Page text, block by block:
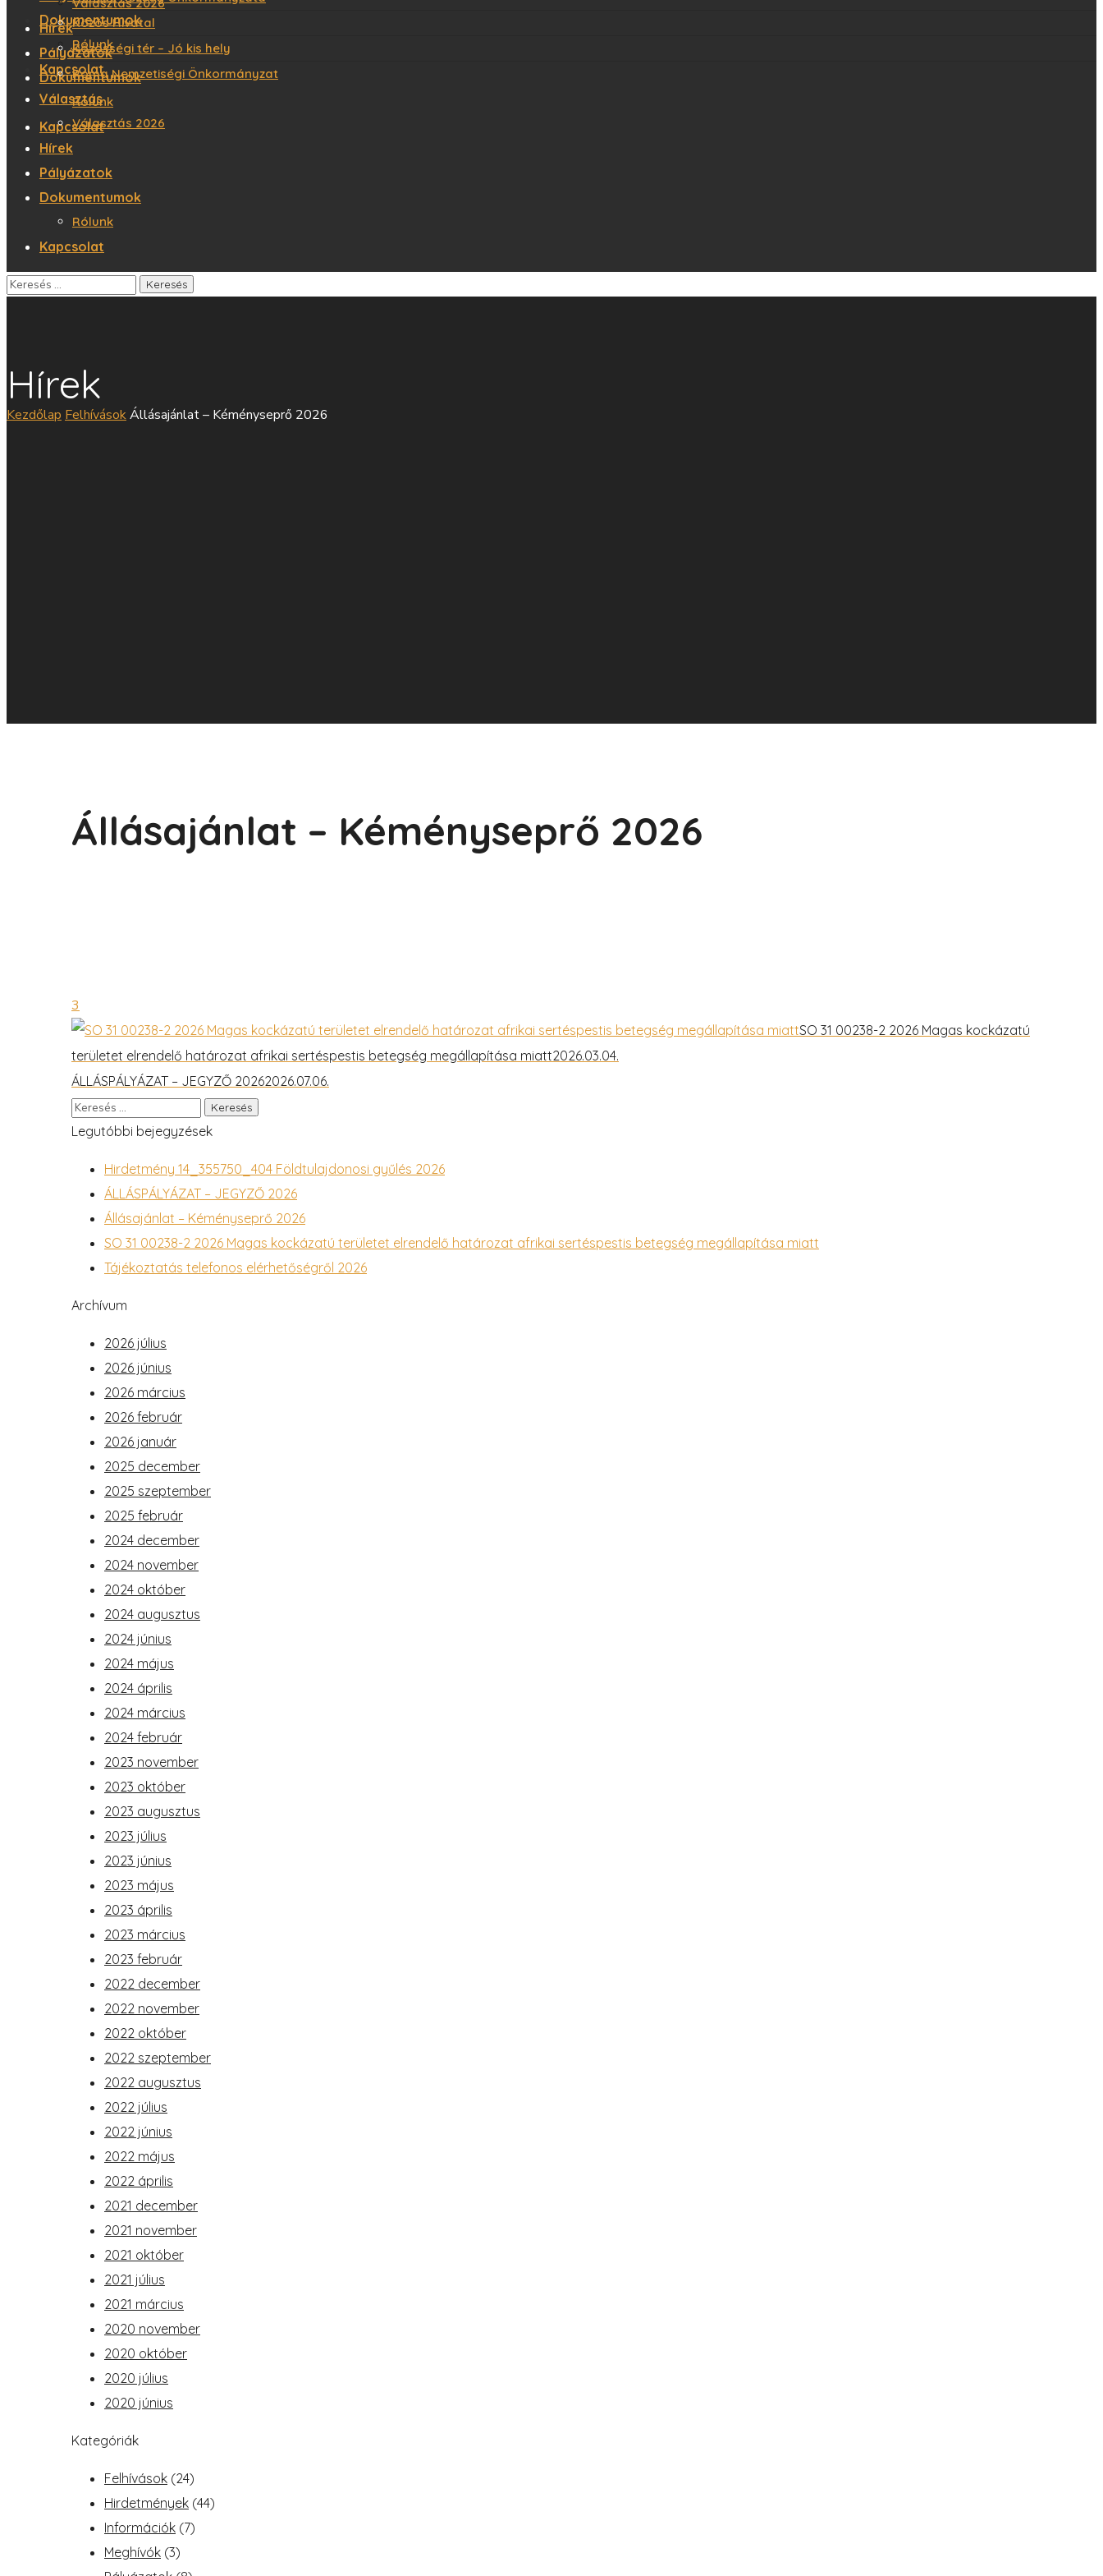
Dokumentumok
Rólunk
Kapcsolat
Hírek
Pályázatok
Dokumentumok
Rólunk
Kapcsolat
Közös Hivatal
Közösségi tér – Jó kis hely
Roma Nemzetiségi Önkormányzat
Választás
Választás 2026
Hírek
Pályázatok
Dokumentumok
Rólunk
Kapcsolat
Hírek
Kezdőlap FelhívásokÁllásajánlat – Kéményseprő 2026
Állásajánlat – Kéményseprő 2026
3
SO 31 00238-2 2026 Magas kockázatú
területet elrendelő határozat afrikai sertéspestis betegség megállapítása miatt2026.03.04.
ÁLLÁSPÁLYÁZAT – JEGYZŐ 20262026.07.06.
Legutóbbi bejegyzések
Hirdetmény 14_355750_404 Földtulajdonosi gyűlés 2026
ÁLLÁSPÁLYÁZAT – JEGYZŐ 2026
Állásajánlat – Kéményseprő 2026
SO 31 00238-2 2026 Magas kockázatú területet elrendelő határozat afrikai sertéspestis betegség megállapítása miatt
Tájékoztatás telefonos elérhetőségről 2026
Archívum
2026 július
2026 június
2026 március
2026 február
2026 január
2025 december
2025 szeptember
2025 február
2024 december
2024 november
2024 október
2024 augusztus
2024 június
2024 május
2024 április
2024 március
2024 február
2023 november
2023 október
2023 augusztus
2023 július
2023 június
2023 május
2023 április
2023 március
2023 február
2022 december
2022 november
2022 október
2022 szeptember
2022 augusztus
2022 július
2022 június
2022 május
2022 április
2021 december
2021 november
2021 október
2021 július
2021 március
2020 november
2020 október
2020 július
2020 június
Kategóriák
Felhívások (24)
Hirdetmények (44)
Információk (7)
Meghívók (3)